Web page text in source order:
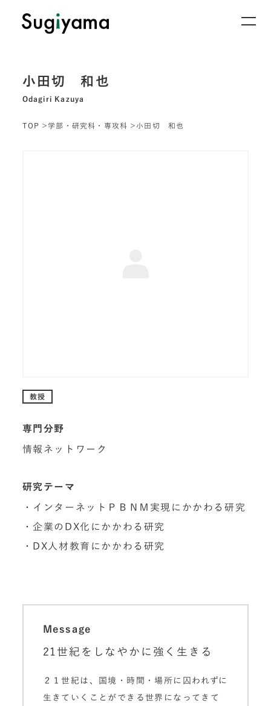
小田切 和也
Odagiri Kazuya
TOP 学部・研究科・専攻科 小田切 和也
教授
専門分野
情報ネットワーク
研究テーマ
・インターネットＰＢＮＭ実現にかかわる研究
・企業のDX化にかかわる研究
・DX人材教育にかかわる研究
Message
21世紀をしなやかに強く生きる
２１世紀は、国境・時間・場所に囚われずに
生きていくことができる世界になってきて